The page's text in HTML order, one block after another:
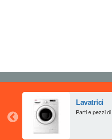
Lavatrici
Parti e pezzi